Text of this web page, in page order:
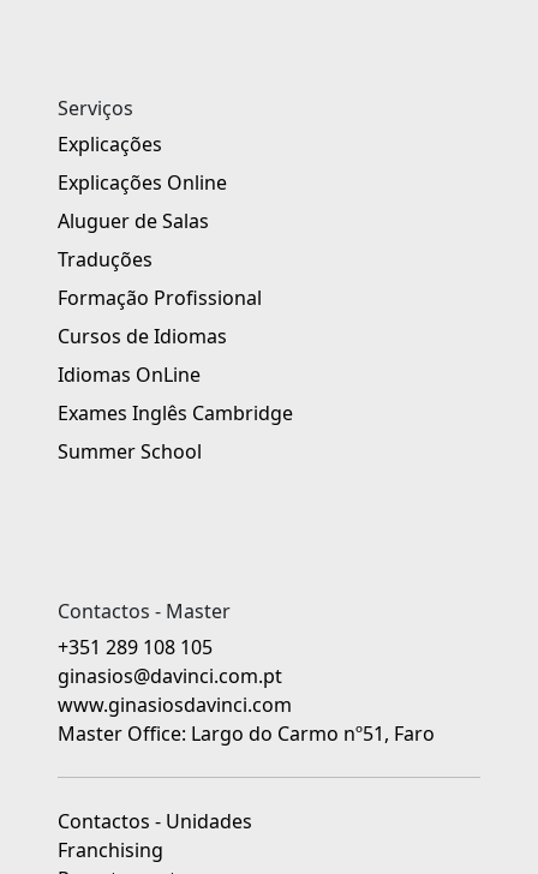
Serviços
Explicações
Explicações Online
Aluguer de Salas
Traduções
Formação Profissional
Cursos de Idiomas
Idiomas OnLine
Exames Inglês Cambridge
Summer School
Contactos - Master
+351 289 108 105
ginasios@davinci.com.pt
www.ginasiosdavinci.com
Master Office: Largo do Carmo nº51, Faro
Contactos - Unidades
Franchising